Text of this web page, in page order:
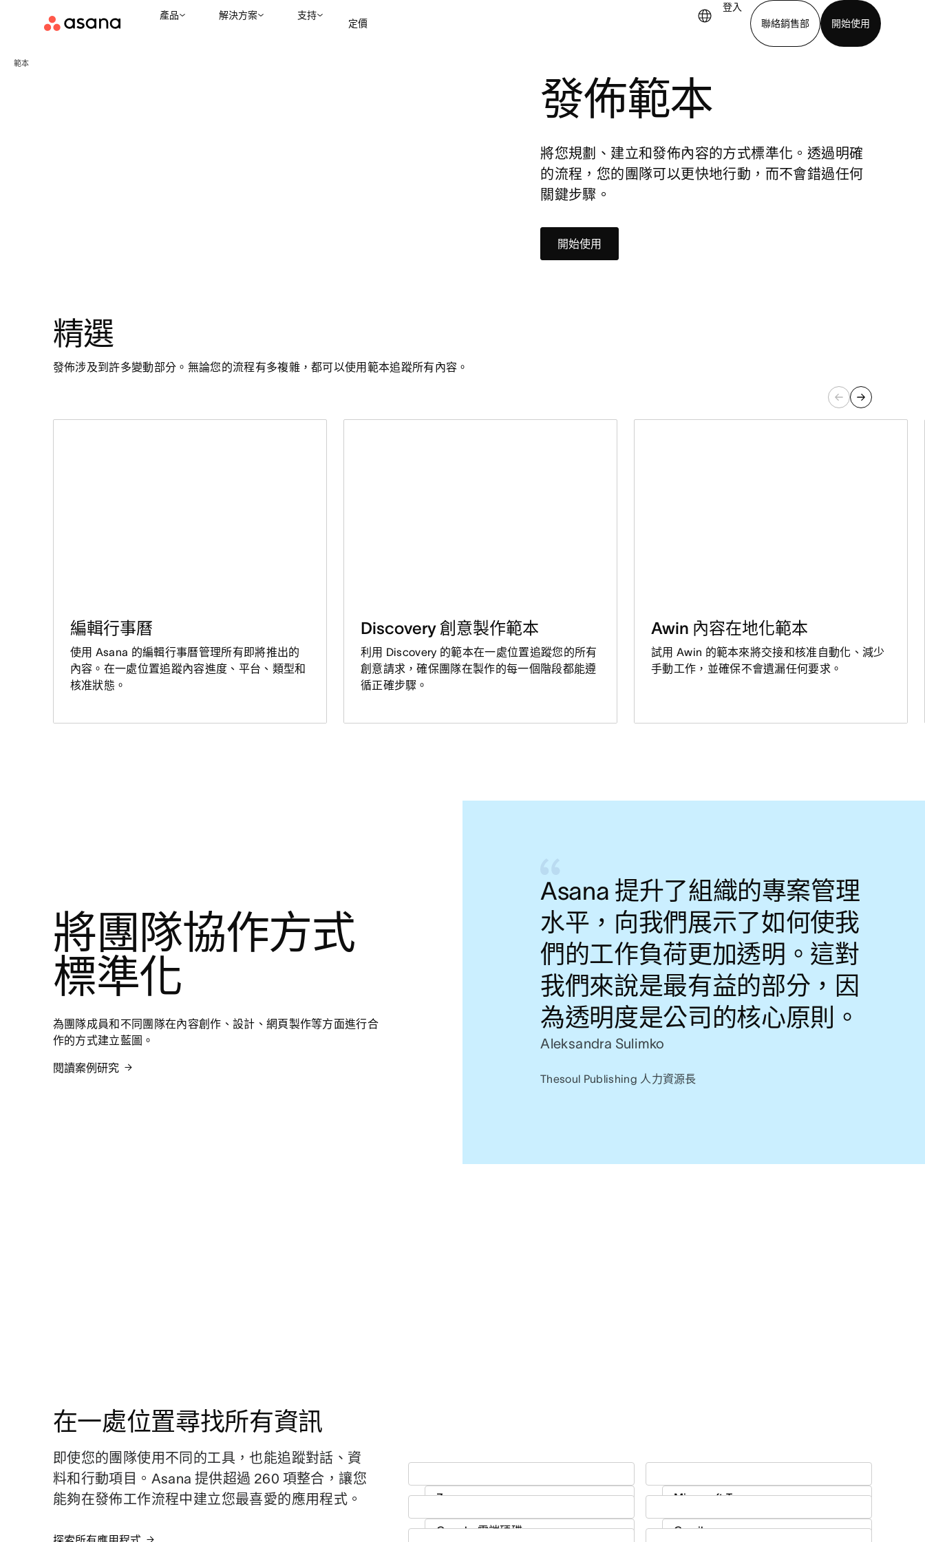
產品 解決方案 支持
定價
登入
聯絡銷售部
開始使用
聯絡銷售部 檢視示範 下載應用程式
範本
發佈範本
將您規劃、建立和發佈內容的方式標準化。透過明確
的流程，您的團隊可以更快地行動，而不會錯過任何
關鍵步驟。
開始使用
精選
發佈涉及到許多變動部分。無論您的流程有多複雜，都可以使用範本追蹤所有內容。
編輯行事曆
使用 Asana 的編輯行事曆管理所有即將推出的
內容。在一處位置追蹤內容進度、平台、類型和
核准狀態。
Discovery 創意製作範本
利用 Discovery 的範本在一處位置追蹤您的所有
創意請求，確保團隊在製作的每一個階段都能遵
循正確步驟。
Awin 內容在地化範本
試用 Awin 的範本來將交接和核准自動化、減少
手動工作，並確保不會遺漏任何要求。
Asana 提升了組織的專案管理
水平，向我們展示了如何使我
們的工作負荷更加透明。這對
我們來說是最有益的部分，因
為透明度是公司的核心原則。
Aleksandra Sulimko
Thesoul Publishing 人力資源長
將團隊協作方式
標準化
為團隊成員和不同團隊在內容創作、設計、網頁製作等方面進行合
作的方式建立藍圖。
閱讀案例研究
在一處位置尋找所有資訊
即使您的團隊使用不同的工具，也能追蹤對話、資
料和行動項目。Asana 提供超過 260 項整合，讓您
能夠在發佈工作流程中建立您最喜愛的應用程式。